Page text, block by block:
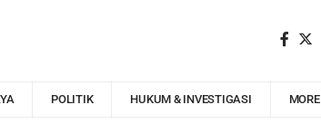
POLITIK HUKUM & INVESTIGASI MORE